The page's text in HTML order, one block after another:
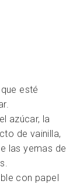
esté
azúcar, la
de vainilla,
las yemas de
con papel